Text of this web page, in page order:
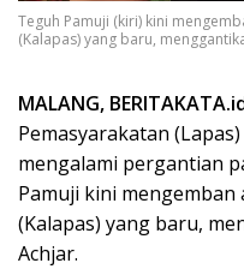
Teguh Pamuji (kiri) kini
(Kalapas) yang baru,
MALANG,
Pemasyarakatan
mengalami pergantian
Pamuji kini mengemban
(Kalapas) yang baru,
Achjar.